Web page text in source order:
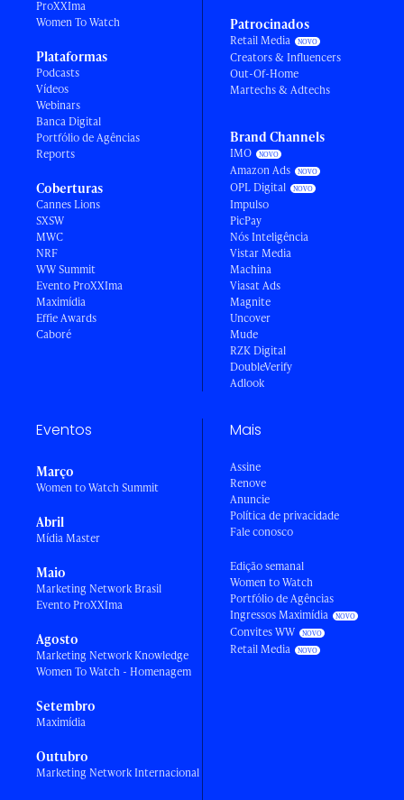
ProXXIma
Women To Watch
Plataformas
Podcasts
Vídeos
Webinars
Banca Digital
Portfólio de Agências
Reports
Coberturas
Cannes Lions
SXSW
MWC
NRF
WW Summit
Evento ProXXIma
Maximídia
Effie Awards
Caboré
Patrocinados
Retail Media
Creators & Influencers
Out-Of-Home
Martechs & Adtechs
Brand Channels
IMO
Amazon Ads
OPL Digital
Impulso
PicPay
Nós Inteligência
Vistar Media
Machina
Viasat Ads
Magnite
Uncover
Mude
RZK Digital
DoubleVerify
Adlook
Eventos
Março
Women to Watch Summit
Abril
Mídia Master
Maio
Marketing Network Brasil
Evento ProXXIma
Agosto
Marketing Network Knowledge
Women To Watch - Homenagem
Setembro
Maximídia
Outubro
Marketing Network Internacional
Mais
Assine
Renove
Anuncie
Política de privacidade
Fale conosco
Edição semanal
Women to Watch
Portfólio de Agências
Ingressos Maximídia
Convites WW
Retail Media